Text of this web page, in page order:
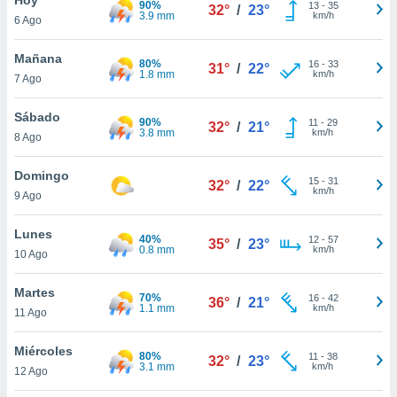
en
más
nuestra
de
cookies
aceptar
6 Ago
90%
3.9 mm
32° / 23° 13- 35
km/h
Mañana
7 Ago
80%
1.8 mm
31° / 22° 16- 33
km/h
Sábado
8 Ago
90%
3.8 mm
32° / 21° 11 - 29
km/h
Domingo
9 Ago
32° / 22° 15- 31
km/h
Lunes
10 Ago
40%
0.8 mm
35° / 23° 12- 57
km/h
Martes
11 Ago
70%
1.1 mm
36° / 21° 16- 42
km/h
Miércoles
12 Ago
80%
3.1 mm
32° / 23° 11 - 38
km/h